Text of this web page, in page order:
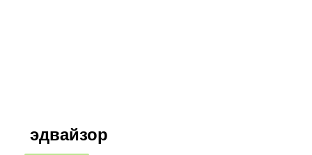
эдвайзор